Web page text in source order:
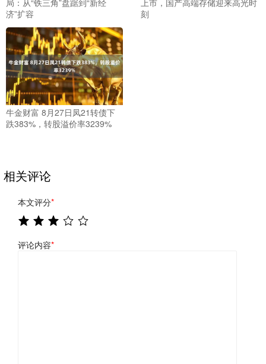
济”扩容
刻
牛金财富 8月27日凤21转债下
跌383%，转股溢价率3239%
相关评论
本文评分*
评论内容*